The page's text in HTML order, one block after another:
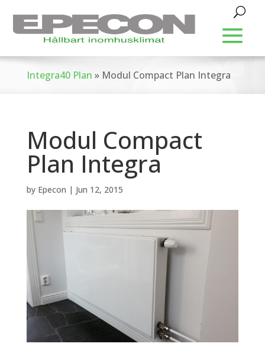
Integra40 Plan » Modul Compact Plan Integra
Modul Compact
Plan Integra
by Epecon | Jun 12, 2015